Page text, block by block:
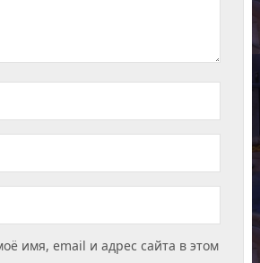
имя, email и адрес сайта в этом